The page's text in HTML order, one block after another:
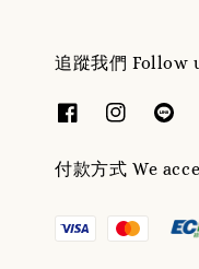
追蹤我們 Follow
付款方式 We